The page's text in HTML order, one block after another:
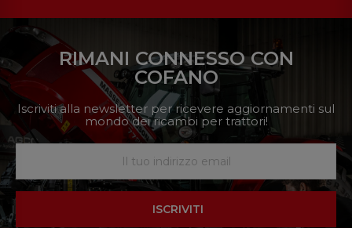
RIMANI CONNESSO CON
COFANO
Iscriviti alla newsletter per ricevere aggiornamenti sul
mondo dei ricambi per trattori!
ISCRIVITI